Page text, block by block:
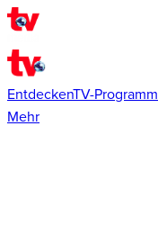
EntdeckenTV-Programm
Mehr